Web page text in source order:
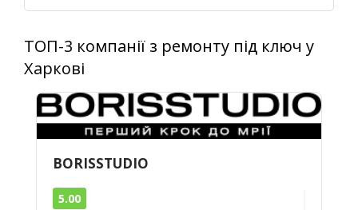
ТОП-3 компанії з ремонту під ключ у
Харкові
BORISSTUDIO
5.00